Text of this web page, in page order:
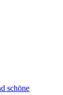
schöne